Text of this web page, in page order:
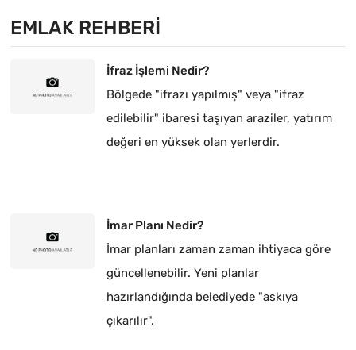
EMLAK REHBERI
İfraz İşlemi Nedir?
Bölgede "ifrazı yapılmış" veya "ifraz
edilebilir" ibaresi taşıyan araziler, yatırım
değeri en yüksek olan yerlerdir.
İmar Planı Nedir?
İmar planları zaman zaman ihtiyaca göre
güncellenebilir. Yeni planlar
hazırlandığında belediyede "askıya
çıkarılır".